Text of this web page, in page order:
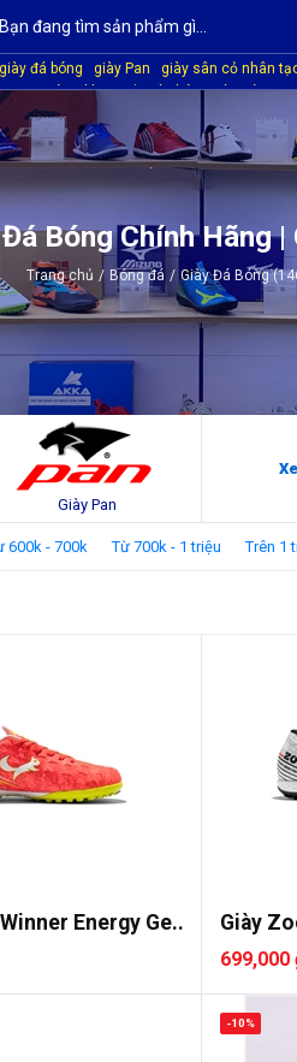
giày đá bóng giày Pan giày sân cỏ nhân
Mitre
giày Akka quần áo bóng đá giày
Bóng Chính Hãng |
Trang chủ / Bóng đá / Giày Đá Bóng
Giày Pan
600k - 700k Từ 700k - 1 triệu Trên 1
Energy Ge.. Giày
699,000
-10%